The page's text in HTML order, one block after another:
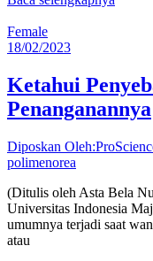
Female
18/02/2023
Ketahui
Penanganannya
Diposkan
polimenorea
(Ditulis oleh Asta Bela
Universitas Indonesia
umumnya terjadi saat
atau